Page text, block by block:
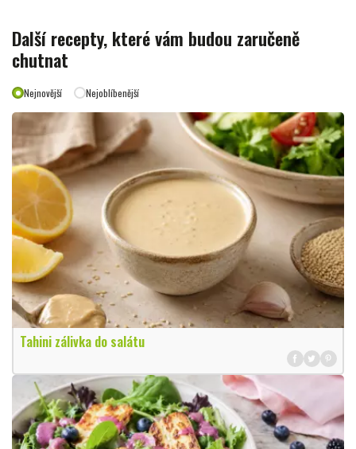
Další recepty, které vám budou zaručeně
chutnat
Nejnovější Nejoblíbenější
Tahini zálivka do salátu